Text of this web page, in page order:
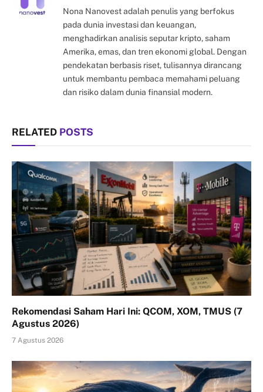
Nona Nanovest adalah penulis yang berfokus
pada dunia investasi dan keuangan,
menghadirkan analisis seputar kripto, saham
Amerika, emas, dan tren ekonomi global. Dengan
pendekatan berbasis riset, tulisannya dirancang
untuk membantu pembaca memahami peluang
dan risiko dalam dunia finansial modern.
RELATED POSTS
Rekomendasi Saham Hari Ini: QCOM, XOM, TMUS (7
Agustus 2026)
7 Agustus 2026